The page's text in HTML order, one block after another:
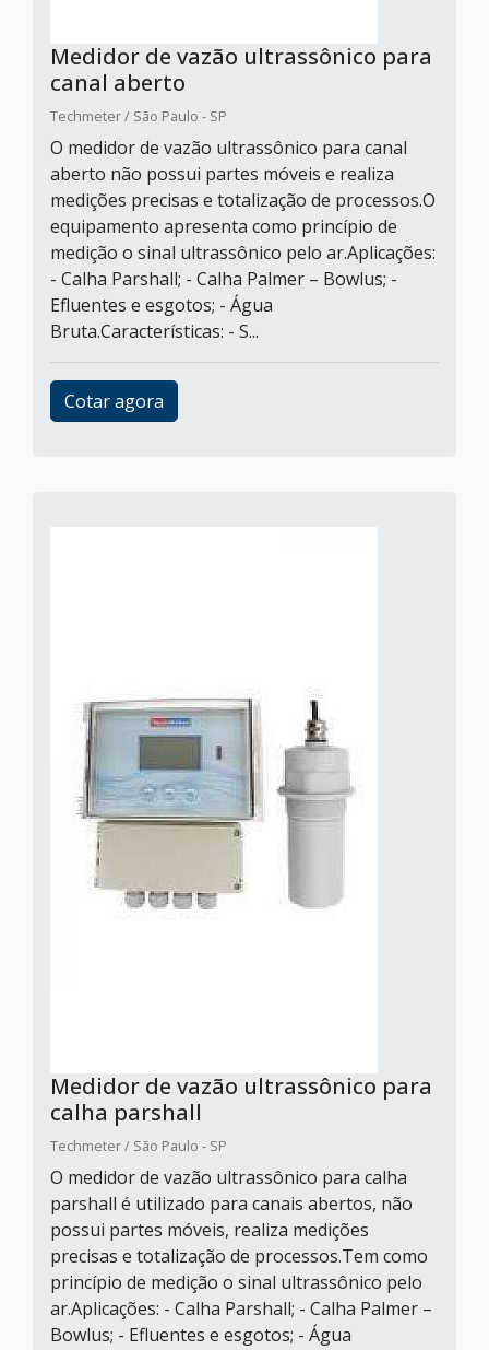
Medidor de vazão ultrassônico para
canal aberto
Techmeter / São Paulo - SP
O medidor de vazão ultrassônico para canal
aberto não possui partes móveis e realiza
medições precisas e totalização de processos.O
equipamento apresenta como princípio de
medição o sinal ultrassônico pelo ar.Aplicações:
- Calha Parshall; - Calha Palmer – Bowlus; -
Efluentes e esgotos; - Água
Bruta.Características: - S...
Cotar agora
Medidor de vazão ultrassônico para
calha parshall
Techmeter / São Paulo - SP
O medidor de vazão ultrassônico para calha
parshall é utilizado para canais abertos, não
possui partes móveis, realiza medições
precisas e totalização de processos.Tem como
princípio de medição o sinal ultrassônico pelo
ar.Aplicações: - Calha Parshall; - Calha Palmer –
Bowlus; - Efluentes e esgotos; - Água